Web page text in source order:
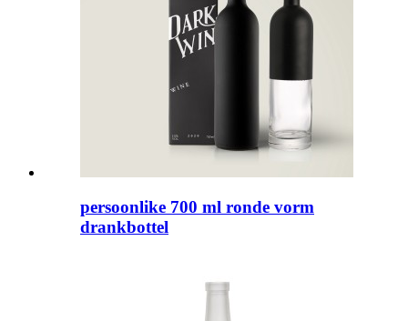
persoonlike 700 ml ronde vorm
drankbottel